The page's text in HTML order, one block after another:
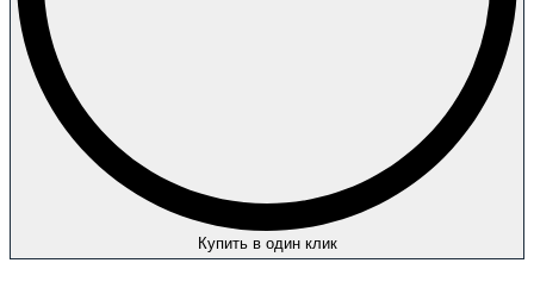
Купить в один клик